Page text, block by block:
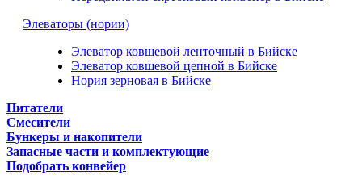
Элеваторы (нории)
Элеватор ковшевой ленточный в Бийске
Элеватор ковшевой цепной в Бийске
Нория зерновая в Бийске
Питатели
Смесители
Бункеры и накопители
Запасные части и комплектующие
Подобрать конвейер